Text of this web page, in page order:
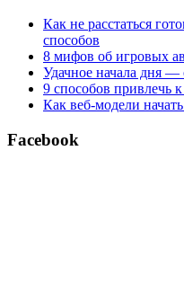
Как не расстаться
способов
8 мифов об игровых
Удачное начала дня —
9 способов привлечь
Как веб-модели
Facebook